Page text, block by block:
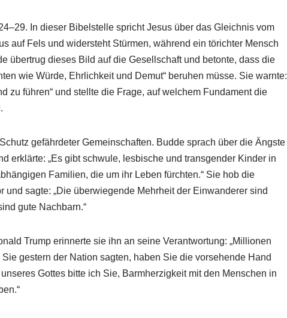
In dieser Bibelstelle spricht Jesus über das Gleichnis vom
auf Fels und widersteht Stürmen, während ein törichter Mensch
übertrug dieses Bild auf die Gesellschaft und betonte, dass die
wie Würde, Ehrlichkeit und Demut“ beruhen müsse. Sie warnte:
zu führen“ und stellte die Frage, auf welchem Fundament die
gefährdeter Gemeinschaften. Budde sprach über die Ängste
erklärte: „Es gibt schwule, lesbische und transgender Kinder in
Familien, die um ihr Leben fürchten.“ Sie hob die
sagte: „Die überwiegende Mehrheit der Einwanderer sind
gute Nachbarn.“
Trump erinnerte sie ihn an seine Verantwortung: „Millionen
gestern der Nation sagten, haben Sie die vorsehende Hand
Gottes bitte ich Sie, Barmherzigkeit mit den Menschen in